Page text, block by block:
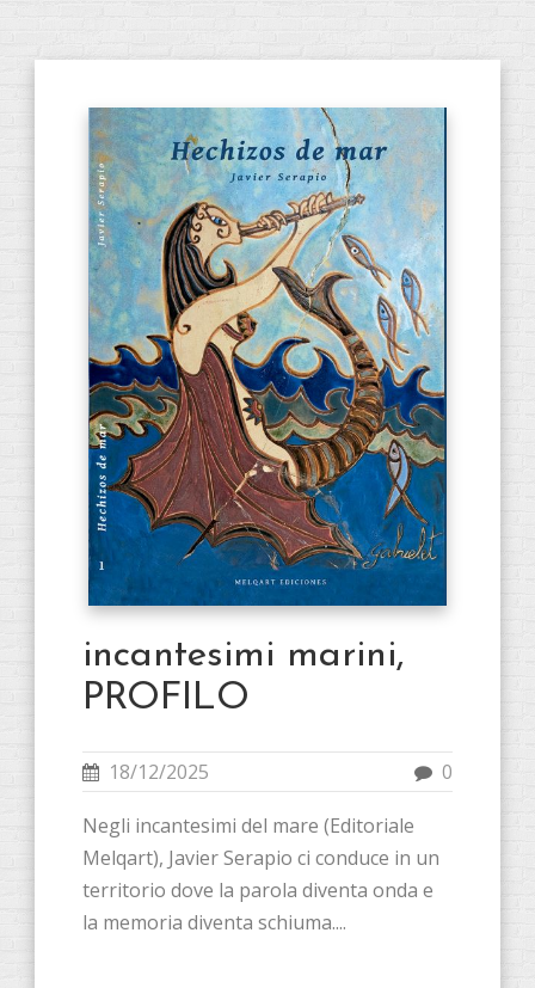
incantesimi marini,
PROFILO
18/12/2025 0
Negli incantesimi del mare (Editoriale
Melqart), Javier Serapio ci conduce in un
territorio dove la parola diventa onda e
la memoria diventa schiuma....